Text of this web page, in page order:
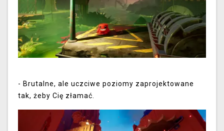
- Brutalne, ale uczciwe poziomy zaprojektowane
tak, żeby Cię złamać.